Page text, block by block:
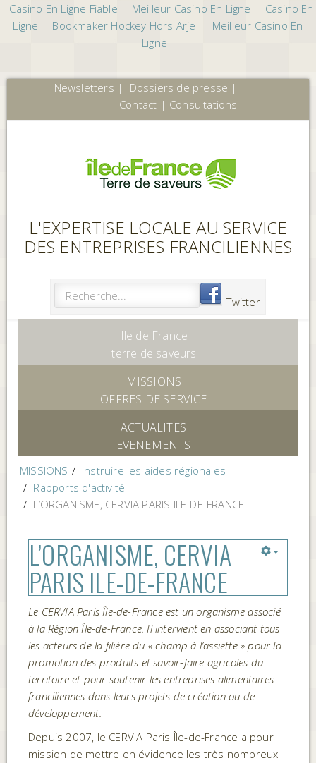
Casino En Ligne Fiable Meilleur Casino En Ligne
Casino En
Ligne
Bookmaker Hockey Hors Arjel
Meilleur Casino En
Ligne
Newsletters | Dossiers de presse |
Contact | Consultations
L'EXPERTISE LOCALE AU SERVICE
DES ENTREPRISES FRANCILIENNES
Twitter
Ile de France
terre de saveurs
MISSIONS
OFFRES DE SERVICE
ACTUALITES
EVENEMENTS
MISSIONS
Instruire les aides régionales
Rapports d'activité
L’ORGANISME, CERVIA PARIS ILE-DE-FRANCE
L’ORGANISME, CERVIA
PARIS ILE-DE-FRANCE
Le CERVIA Paris Île-de-France est un organisme associé
à la Région Île-de-France. Il intervient en associant tous
les acteurs de la filière du « champ à l’assiette » pour la
promotion des produits et savoir-faire agricoles du
territoire et pour soutenir les entreprises alimentaires
franciliennes dans leurs projets de création ou de
développement.
Depuis 2007, le CERVIA Paris Île-de-France a pour
mission de mettre en évidence les très nombreux